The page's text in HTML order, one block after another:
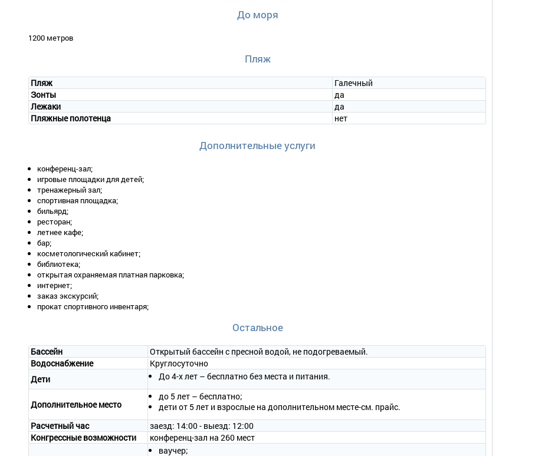
До моря
1200 метров
Пляж
Пляж
Галечный
Зонты
да
Лежаки
да
Пляжные полотенца
нет
Дополнительные услуги
конференц-зал;
игровые площадки для детей;
тренажерный зал;
спортивная площадка;
бильярд;
ресторан;
летнее кафе;
бар;
косметологический кабинет;
библиотека;
открытая охраняемая платная парковка;
интернет;
заказ экскурсий;
прокат спортивного инвентаря;
Остальное
Бассейн
Открытый бассейн с пресной водой, не подогреваемый.
Водоснабжение
Круглосуточно
Дети
До 4-х лет – бесплатно без места и питания.
Дополнительное место
до 5 лет – бесплатно;
дети от 5 лет и взрослые на дополнительном месте-см. прайс.
Расчетный час
заезд: 14:00 - выезд: 12:00
Конгрессные возможности
конференц-зал на 260 мест
ваучер;